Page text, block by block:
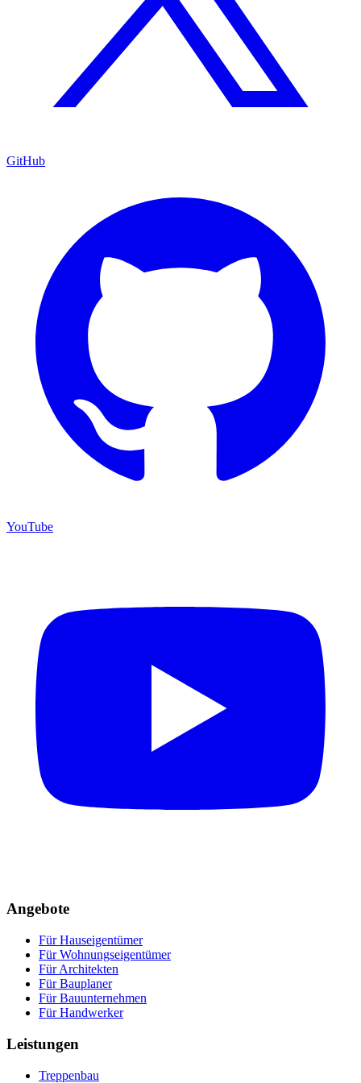
GitHub
YouTube
Angebote
Für Hauseigentümer
Für Wohnungseigentümer
Für Architekten
Für Bauplaner
Für Bauunternehmen
Für Handwerker
Leistungen
Treppenbau